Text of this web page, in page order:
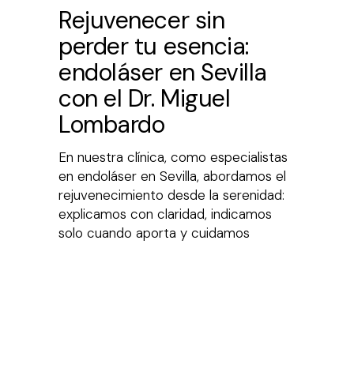
Rejuvenecer sin
perder tu esencia:
endoláser en Sevilla
con el Dr. Miguel
Lombardo
En nuestra clínica, como especialistas
en endoláser en Sevilla, abordamos el
rejuvenecimiento desde la serenidad:
explicamos con claridad, indicamos
solo cuando aporta y cuidamos